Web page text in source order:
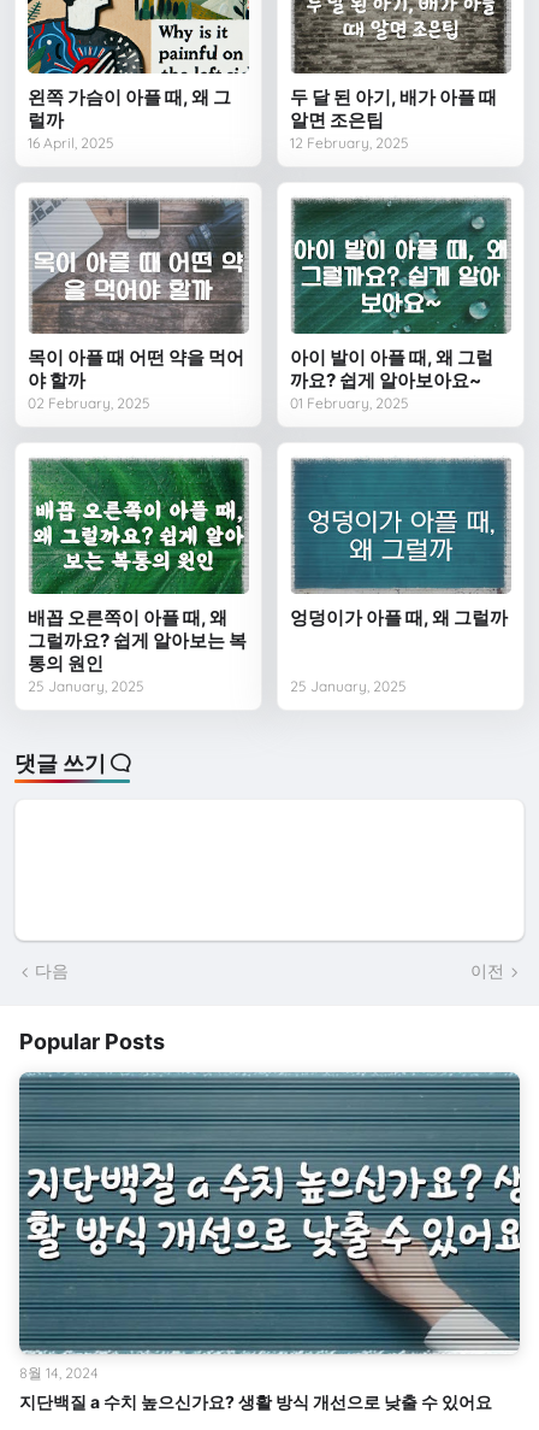
왼쪽 가슴이 아플 때, 왜 그
럴까
16 April, 2025
두 달 된 아기, 배가 아플 때
알면 조은팁
12 February, 2025
목이 아플 때 어떤 약을 먹어
야 할까
02 February, 2025
아이 발이 아플 때, 왜 그럴
까요? 쉽게 알아보아요~
01 February, 2025
배꼽 오른쪽이 아플 때, 왜
그럴까요? 쉽게 알아보는 복
통의 원인
25 January, 2025
엉덩이가 아플 때, 왜 그럴까
25 January, 2025
댓글 쓰기
다음 이전
Popular Posts
지단백질 a 수치 높으신가요? 생활 방식 개선으로 낮출 수 있어요
8월 14, 2024